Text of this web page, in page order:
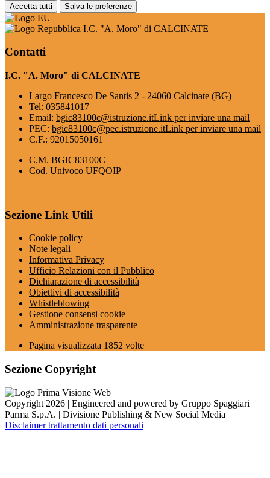
Accetta tutti Salva le preferenze
I.C. "A. Moro" di CALCINATE
Contatti
I.C. "A. Moro" di CALCINATE
Largo Francesco De Santis 2 - 24060 Calcinate (BG)
Tel: 035841017
Email: bgic83100c@istruzione.itLink per inviare una mail
PEC: bgic83100c@pec.istruzione.itLink per inviare una mail
C.F.: 92015050161
C.M. BGIC83100C
Cod. Univoco UFQOIP
Sezione Link Utili
Cookie policy
Note legali
Informativa Privacy
Ufficio Relazioni con il Pubblico
Dichiarazione di accessibilità
Obiettivi di accessibilità
Whistleblowing
Gestione consensi cookie
Amministrazione trasparente
Pagina visualizzata 1852 volte
Sezione Copyright
Copyright 2026 | Engineered and powered by Gruppo Spaggiari
Parma S.p.A. | Divisione Publishing & New Social Media
Disclaimer trattamento dati personali